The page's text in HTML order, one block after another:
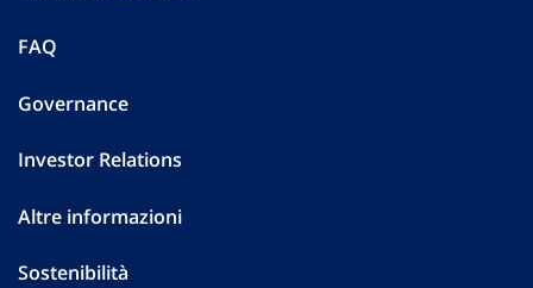
FAQ
Governance
Investor Relations
Altre informazioni
Sostenibilità